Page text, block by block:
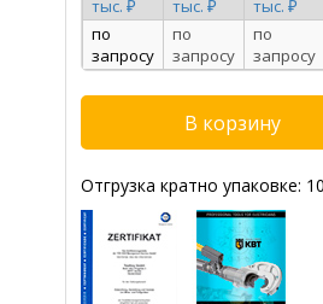
тыс. ₽
тыс. ₽
тыс. ₽
по
запросу
по
запросу
по
запросу
Отгрузка кратно упаковке: